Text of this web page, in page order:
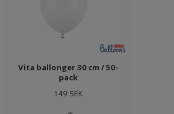
Vita ballonger 30 cm / 50-
pack
149 SEK